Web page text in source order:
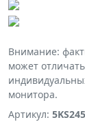
Внимание:
может
монитора.
Артикул: